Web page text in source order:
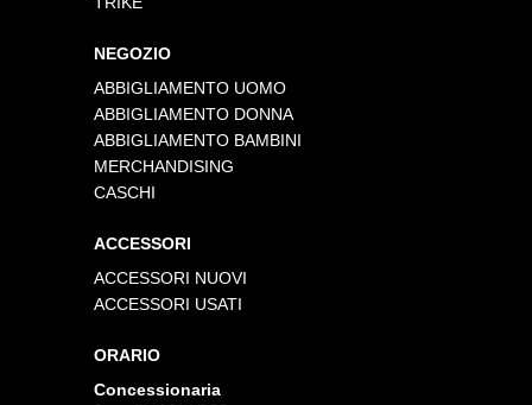
NEGOZIO
ABBIGLIAMENTO UOMO
ABBIGLIAMENTO DONNA
ABBIGLIAMENTO BAMBINI
MERCHANDISING
CASCHI
ACCESSORI
ACCESSORI NUOVI
ACCESSORI USATI
ORARIO
Concessionaria